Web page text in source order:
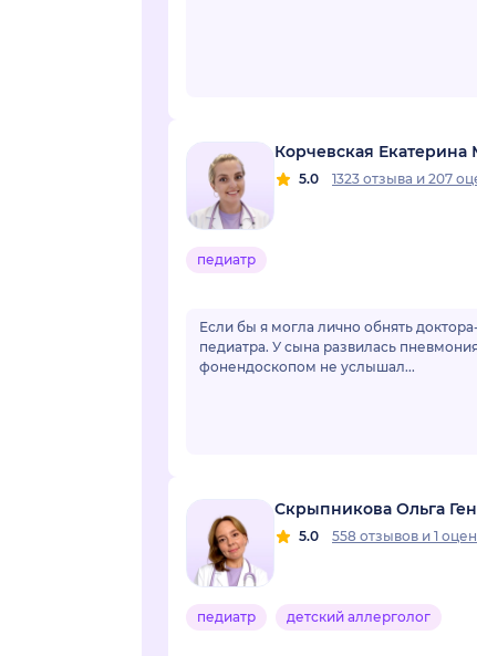
Корчевская Екатерина
5.0 1323 отзыва и 207
педиатр
Если бы я могла лично обнять
педиатра. У сына развилась
фонендоскопом не услышал...
Скрыпникова Ольга
5.0 558 отзывов и 1
педиатр детский аллерголог